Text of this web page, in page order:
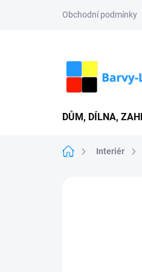
Obchodní podmínky
DŮM, DÍLNA,
Domů Interiér